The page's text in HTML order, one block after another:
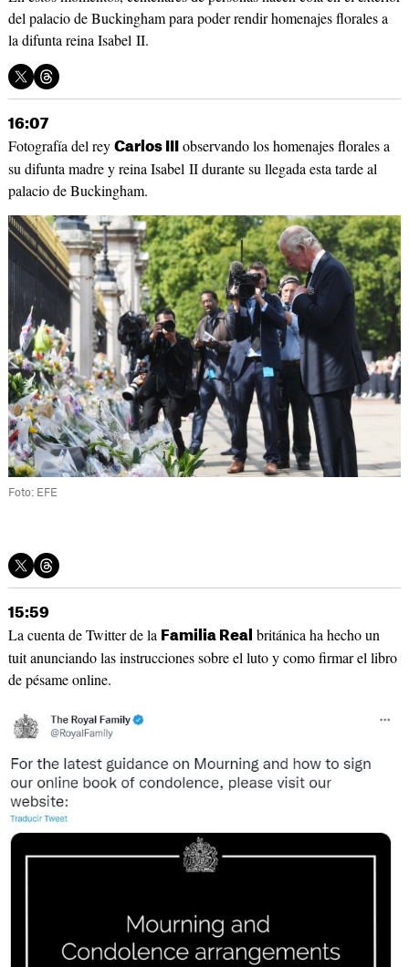
del palacio de Buckingham para poder rendir homenajes florales a
la difunta reina Isabel II.
16:07
Fotografía del rey Carlos III observando los homenajes florales a
su difunta madre y reina Isabel II durante su llegada esta tarde al
palacio de Buckingham.
Foto: EFE
15:59
La cuenta de Twitter de la Familia Real británica ha hecho un
tuit anunciando las instrucciones sobre el luto y como firmar el libro
de pésame online.